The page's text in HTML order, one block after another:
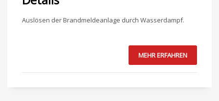
Auslösen der Brandmeldeanlage durch Wasserdampf.
MEHR ERFAHREN